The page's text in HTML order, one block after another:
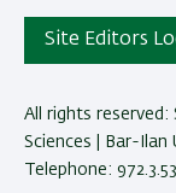
Site Editors
All rights reserved:
Sciences | Bar-Ilan
Telephone: